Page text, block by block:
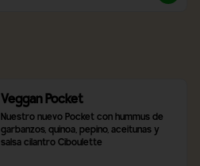
Veggan Pocket
Nuestro nuevo Pocket con hummus de
garbanzos, quinoa, pepino, aceitunas y
salsa cilantro Ciboulette